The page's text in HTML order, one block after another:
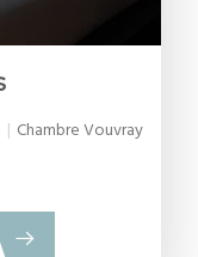
| Chambre Vouvray